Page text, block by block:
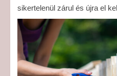
sikertelenül zárul és újra el